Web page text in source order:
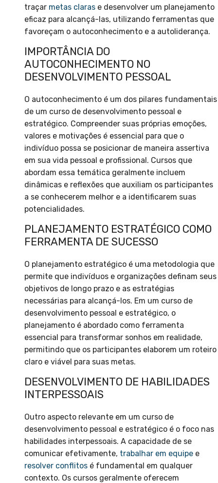
traçar metas claras e desenvolver um planejamento
eficaz para alcançá-las, utilizando ferramentas que
favoreçam o autoconhecimento e a autoliderança.
IMPORTÂNCIA DO
AUTOCONHECIMENTO NO
DESENVOLVIMENTO PESSOAL
O autoconhecimento é um dos pilares fundamentais
de um curso de desenvolvimento pessoal e
estratégico. Compreender suas próprias emoções,
valores e motivações é essencial para que o
indivíduo possa se posicionar de maneira assertiva
em sua vida pessoal e profissional. Cursos que
abordam essa temática geralmente incluem
dinâmicas e reflexões que auxiliam os participantes
a se conhecerem melhor e a identificarem suas
potencialidades.
PLANEJAMENTO ESTRATÉGICO COMO
FERRAMENTA DE SUCESSO
O planejamento estratégico é uma metodologia que
permite que indivíduos e organizações definam seus
objetivos de longo prazo e as estratégias
necessárias para alcançá-los. Em um curso de
desenvolvimento pessoal e estratégico, o
planejamento é abordado como ferramenta
essencial para transformar sonhos em realidade,
permitindo que os participantes elaborem um roteiro
claro e viável para suas metas.
DESENVOLVIMENTO DE HABILIDADES
INTERPESSOAIS
Outro aspecto relevante em um curso de
desenvolvimento pessoal e estratégico é o foco nas
habilidades interpessoais. A capacidade de se
comunicar efetivamente, trabalhar em equipe e
resolver conflitos é fundamental em qualquer
contexto. Os cursos geralmente oferecem